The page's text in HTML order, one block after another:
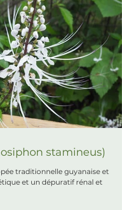
stamineus)
traditionnelle guyanaise et
et un dépuratif rénal et